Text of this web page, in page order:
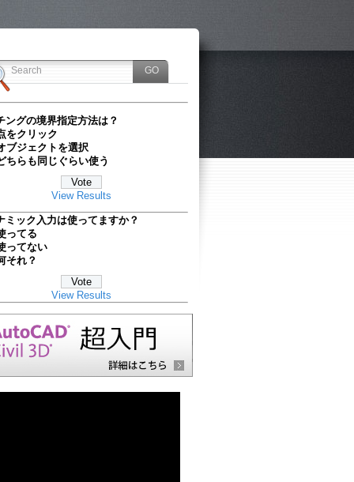
ングの境界指定方法は？
をクリック
ブジェクトを選択
ちらも同じぐらい使う
View Results
ミック入力は使ってますか？
ってる
ってない
それ？
View Results